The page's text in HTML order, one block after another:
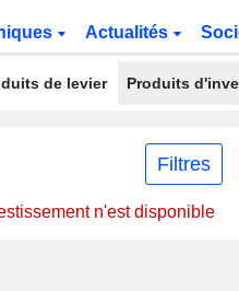
Actualités
de levier Produits
Filtres
n'est disponible